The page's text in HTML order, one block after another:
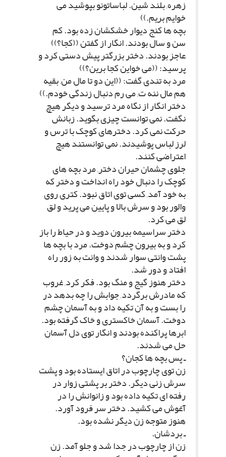
زهره, بلند شین. لباساتونو بپوشید مى
خوایم بریم.))
بچه ها کنج دیوار خشکشان زده بود. کم
سن و سال بودند. انگار از گفتن ((کجا؟))
عاجز بودند. دختر بزرگتر پیش دستى کرد و
پرسید: ((مى خواین کجا برین؟))
مرد به تندى گفت: ((این دو تا مال من, بقیه
هم مال ننه ت, مى رم دنبال زندگى خودم.))
دختر انگار از نگاه مرد ترسید و دیگر هیچ
نگفت. نمى توانست چیزى بگوید. زبانش
حرکت نمى کرد. دخترهاى کوچک با ترس و
لرز لباس پوشیدند. نمى توانستند هیچ
اعتراضى کنند.
جلوى چشمان حیران دختر, مرد بچه هاى
کوچک را دنبال خود راه انداخت و دختر که
به خود آمد, کسى توى اتاق نبود. کترى روى
والور بود و سرش بالا و پایین مى پرید و لق
لق مى کرد.
دختر سراسیمه بیرون دوید و در حیاط را باز
کرد و به بیرون چشم دوخت. مرد با بچه ها
پشت وانتى سوار شدند و وانت به زور راه
افتاد و دور شد.
دختر هنوز گیج و منگ بود. فکر کرد, غروب
که مادرش برگردد, جوابش را چه بدهد در
را بست و به آن تکیه داد و به آسمان چشم
دوخت. آسمان خاکسترى و خاک گرفته بود.
ابرها پراکنده بودند و انگار توى دل آسمان
حل مى شدند.
ـ پس بچه ها کجان؟
زن توى چارچوب در اتاق ایستاده بود و پشت
سرش زنى دیگر. دختر بر پشتى زوار در
رفته اى تکیه داده بود و زانوانش را در
آغوش مى کشید. دختر سر فرود آورد.
هنوز متوجه زن دیگر نشده بود.
ـ بردشان.
زن از چارچوب در جدا شد و جلو آمد. زن